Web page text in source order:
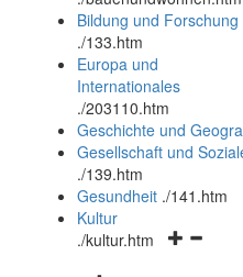
Bildung und Forschung
./133.htm
Europa und
Internationales
./203110.htm
Geschichte und
Gesellschaft und
./139.htm
Gesundheit ./141.htm
Kultur
./kultur.htm